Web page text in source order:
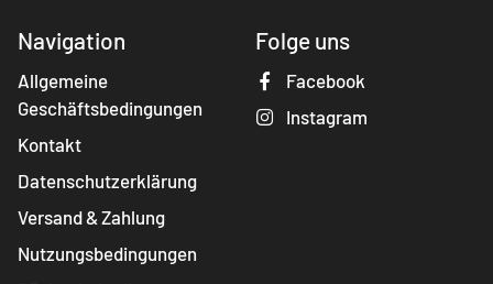
Navigation
Allgemeine
Geschäftsbedingungen
Kontakt
Datenschutzerklärung
Versand & Zahlung
Nutzungsbedingungen
Folge uns
Facebook
Instagram